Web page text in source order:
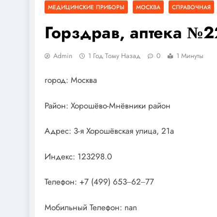
МЕДИЦИНСКИЕ ПРИБОРЫ МОСКВА СПРАВОЧНАЯ
Горздрав, аптека
Admin 1 Год Тому Назад 0 1 Минуты
город: Москва
Район: Хорошёво-Мнёвники район
Адрес: 3-я Хорошёвская улица, 21а
Индекс: 123298.0
Телефон: +7 (499) 653‒62‒77
Мобильный Телефон: nan